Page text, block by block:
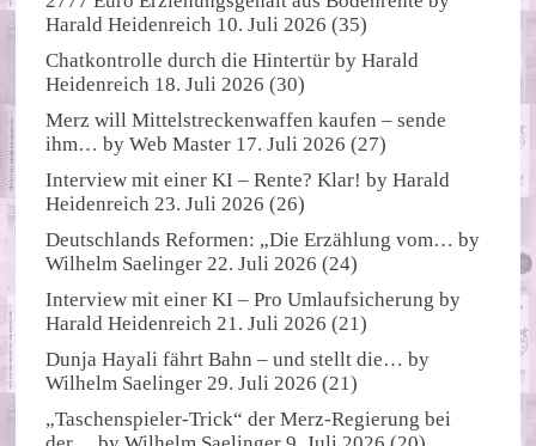
Harald Heidenreich 10. Juli 2026 (35)
Chatkontrolle durch die Hintertür byHarald
Heidenreich 18. Juli 2026 (30)
Merz will Mittelstreckenwaffen kaufen – sende
ihm… byWeb Master 17. Juli 2026 (27)
Interview mit einer KI – Rente? Klar! byHarald
Heidenreich 23. Juli 2026 (26)
Deutschlands Reformen: „Die Erzählung vom… by
Wilhelm Saelinger 22. Juli 2026 (24)
Interview mit einer KI – Pro Umlaufsicherung by
Harald Heidenreich 21. Juli 2026 (21)
Dunja Hayali fährt Bahn – und stellt die… by
Wilhelm Saelinger 29. Juli 2026 (21)
„Taschenspieler-Trick“ der Merz-Regierung bei